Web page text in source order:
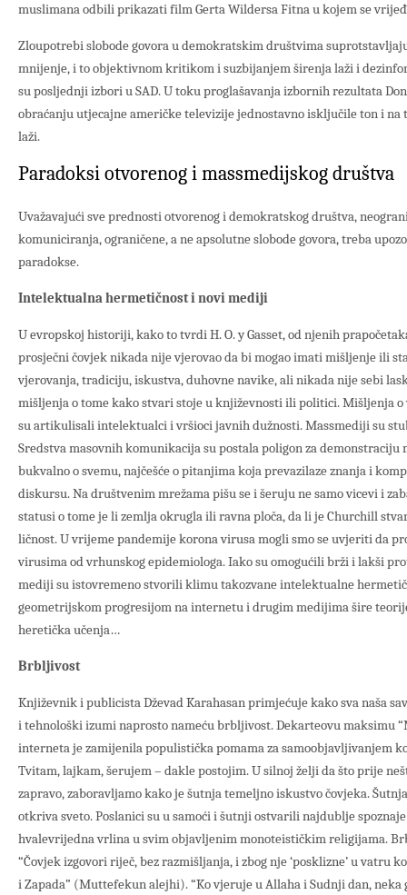
muslimana odbili prikazati film Gerta Wildersa Fitna u kojem se
Zloupotrebi slobode govora u demokratskim društvima
mnijenje, i to objektivnom kritikom i suzbijanjem širenja laži i
su posljednji izbori u SAD. U toku proglašavanja izbornih rezultata
obraćanju utjecajne američke televizije jednostavno isključile ton i na
laži.
Paradoksi otvorenog i massmedijskog društva
Uvažavajući sve prednosti otvorenog i demokratskog društva,
komuniciranja, ograničene, a ne apsolutne slobode govora, treba
paradokse.
Intelektualna hermetičnost i novi mediji
U evropskoj historiji, kako to tvrdi H. O. y Gasset, od njenih
prosječni čovjek nikada nije vjerovao da bi mogao imati mišljenje ili
vjerovanja, tradiciju, iskustva, duhovne navike, ali nikada nije sebi
mišljenja o tome kako stvari stoje u književnosti ili politici. Mišljenja o
su artikulisali intelektualci i vršioci javnih dužnosti. Massmediji su
Sredstva masovnih komunikacija su postala poligon za
bukvalno o svemu, najčešće o pitanjima koja prevazilaze znanja i
diskursu. Na društvenim mrežama pišu se i šeruju ne samo vicevi i
statusi o tome je li zemlja okrugla ili ravna ploča, da li je Churchill
ličnost. U vrijeme pandemije korona virusa mogli smo se uvjeriti da
virusima od vrhunskog epidemiologa. Iako su omogućili brži i lakši
mediji su istovremeno stvorili klimu takozvane intelektualne
geometrijskom progresijom na internetu i drugim medijima šire
heretička učenja…
Brbljivost
Književnik i publicista Dževad Karahasan primjećuje kako sva naša
i tehnološki izumi naprosto nameću brbljivost. Dekarteovu maksimu
interneta je zamijenila populistička pomama za samoobjavljivanjem
Tvitam, lajkam, šerujem – dakle postojim. U silnoj želji da što prije
zapravo, zaboravljamo kako je šutnja temeljno iskustvo čovjeka.
otkriva sveto. Poslanici su u samoći i šutnji ostvarili najdublje
hvalevrijedna vrlina u svim objavljenim monoteističkim religijama.
“Čovjek izgovori riječ, bez razmišljanja, i zbog nje ‘posklizne’ u vatru
i Zapada” (Muttefekun alejhi). “Ko vjeruje u Allaha i Sudnji dan,